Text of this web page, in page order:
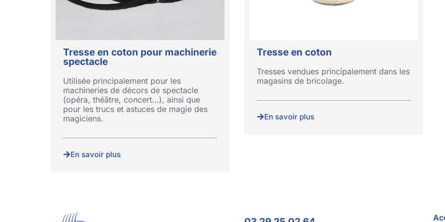
Tresse en coton pour machinerie
spectacle
Utilisée principalement pour les
machineries de décors de spectacle
(opéra, théâtre, concert…), ainsi que
pour les trucs et astuces de magie des
magiciens.
En savoir plus
Tresse en coton
Tresses vendues principalement dans les
magasins de bricolage.
En savoir plus